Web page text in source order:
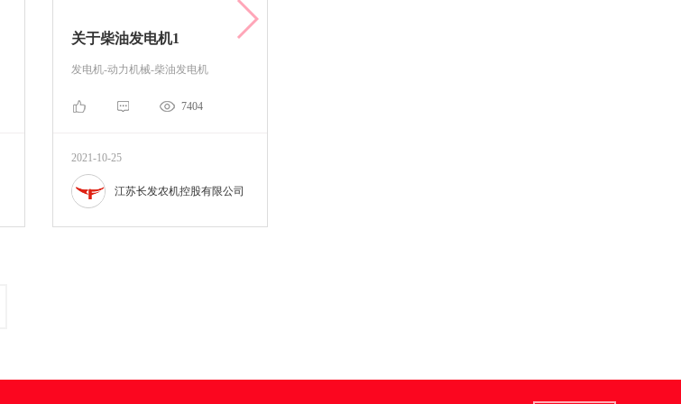
关于柴油发电机1
发电机-动力机械-柴油发电机
7404
2021-10-25
江苏长发农机控股有限公司